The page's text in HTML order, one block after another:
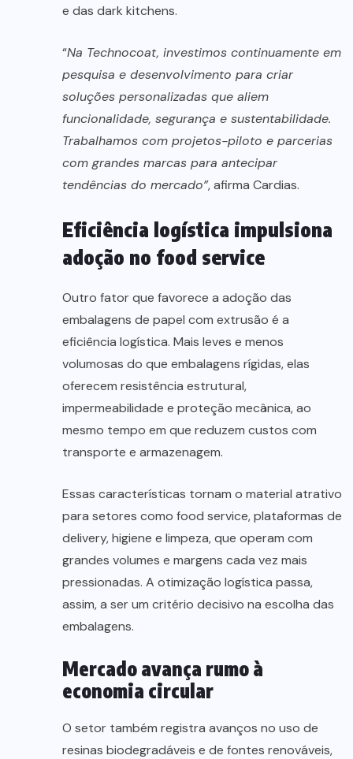
e das dark kitchens.
“Na Technocoat, investimos continuamente em
pesquisa e desenvolvimento para criar
soluções personalizadas que aliem
funcionalidade, segurança e sustentabilidade.
Trabalhamos com projetos-piloto e parcerias
com grandes marcas para antecipar
tendências do mercado”, afirma Cardias.
Eficiência logística impulsiona
adoção no food service
Outro fator que favorece a adoção das
embalagens de papel com extrusão é a
eficiência logística. Mais leves e menos
volumosas do que embalagens rígidas, elas
oferecem resistência estrutural,
impermeabilidade e proteção mecânica, ao
mesmo tempo em que reduzem custos com
transporte e armazenagem.
Essas características tornam o material atrativo
para setores como food service, plataformas de
delivery, higiene e limpeza, que operam com
grandes volumes e margens cada vez mais
pressionadas. A otimização logística passa,
assim, a ser um critério decisivo na escolha das
embalagens.
Mercado avança rumo à
economia circular
O setor também registra avanços no uso de
resinas biodegradáveis e de fontes renováveis,